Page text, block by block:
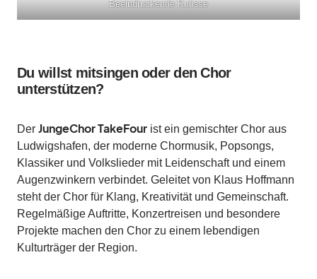
Beeindruckende Kulisse
Du willst mitsingen oder den Chor
unterstützen?
Der JungeChor TakeFour ist ein gemischter Chor aus
Ludwigshafen, der moderne Chormusik, Popsongs,
Klassiker und Volkslieder mit Leidenschaft und einem
Augenzwinkern verbindet. Geleitet von Klaus Hoffmann
steht der Chor für Klang, Kreativität und Gemeinschaft.
Regelmäßige Auftritte, Konzertreisen und besondere
Projekte machen den Chor zu einem lebendigen
Kulturträger der Region.